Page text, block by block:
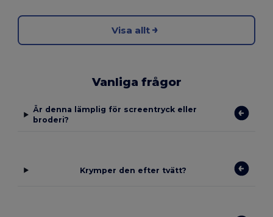
Visa allt
Vanliga frågor
Är denna lämplig för screentryck eller
broderi?
Krymper den efter tvätt?